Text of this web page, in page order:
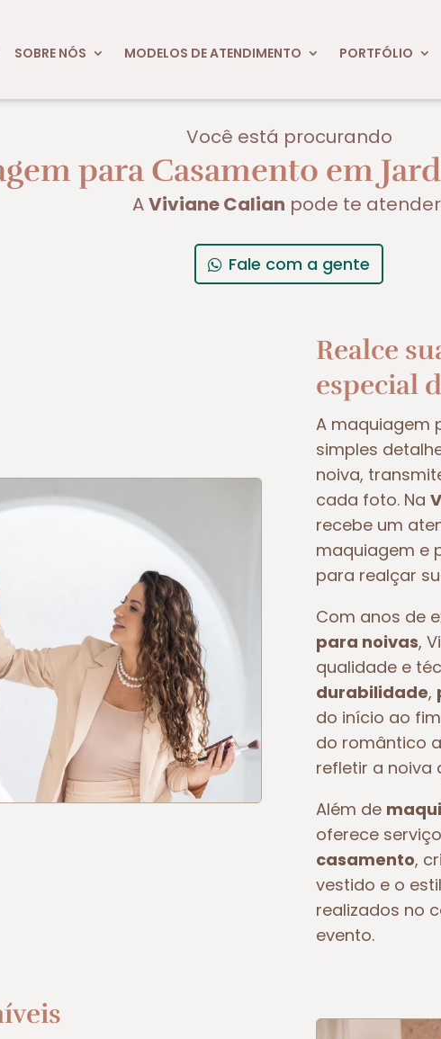
SOBRE NÓS MODELOS DE ATENDIMENTO PORTFÓLIO
Você está procurando
para Casamento em
AViviane Calian pode te
Fale com a gente
Realce
especial
A maquiagem
simples
noiva,
cada foto. Na
recebe um
maquiagem e
para realçar
Com anos de
para noivas,
qualidade e
durabilidade,
do início ao
do romântico
refletir a noiva
Além de
oferece
casamento,
vestido e o
realizados no
evento.